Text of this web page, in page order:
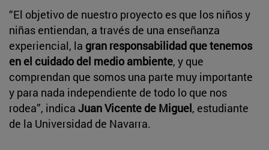
“El objetivo de nuestro proyecto es que los niños y
niñas entiendan, a través de una enseñanza
experiencial, la gran responsabilidad que tenemos
en el cuidado del medio ambiente, y que
comprendan que somos una parte muy importante
y para nada independiente de todo lo que nos
rodea”, indica Juan Vicente de Miguel, estudiante
de la Universidad de Navarra.